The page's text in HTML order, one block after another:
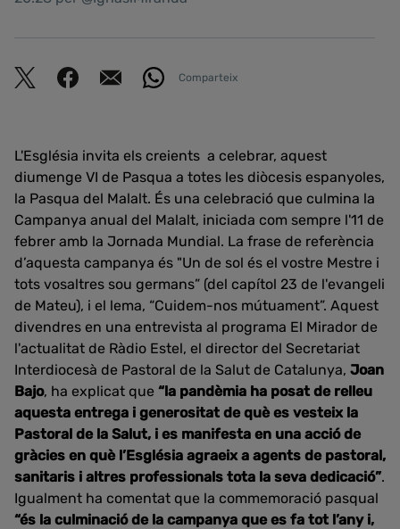
Comparteix
L'Església invita els creients a celebrar, aquest
diumenge VI de Pasqua a totes les diòcesis espanyoles,
la Pasqua del Malalt. És una celebració que culmina la
Campanya anual del Malalt, iniciada com sempre l'11 de
febrer amb la Jornada Mundial. La frase de referència
d’aquesta campanya és "Un de sol és el vostre Mestre i
tots vosaltres sou germans” (del capítol 23 de l'evangeli
de Mateu), i el lema, “Cuidem-nos mútuament”. Aquest
divendres en una entrevista al programa El Mirador de
l'actualitat de Ràdio Estel, el director del Secretariat
Interdiocesà de Pastoral de la Salut de Catalunya, Joan
Bajo, ha explicat que “la pandèmia ha posat de relleu
aquesta entrega i generositat de què es vesteix la
Pastoral de la Salut, i es manifesta en una acció de
gràcies en què l’Església agraeix a agents de pastoral,
sanitaris i altres professionals tota la seva dedicació”.
Igualment ha comentat que la commemoració pasqual
“és la culminació de la campanya que es fa tot l’any i,